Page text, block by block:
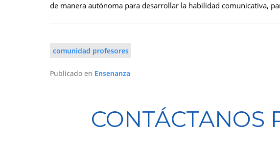
de manera autónoma para desarrollar la habilidad comunicativa,
comunidad profesores
Publicado en Ensenanza
CONTÁCTANOS